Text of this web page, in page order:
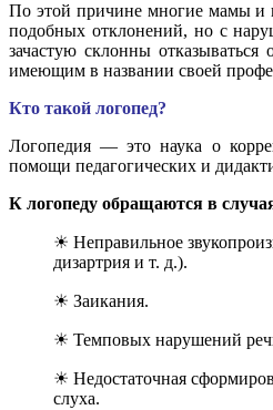
По этой причине многие мамы
подобных отклонений, но с
зачастую склонны отказываться
имеющим в названии своей
Кто такой логопед?
Логопедия — это наука о
помощи педагогических и
К логопеду обращаются в
☀ Неправильное
дизартрия и т. д.).
☀ Заикания.
☀ Темповых нарушений
☀ Недостаточная
слуха.